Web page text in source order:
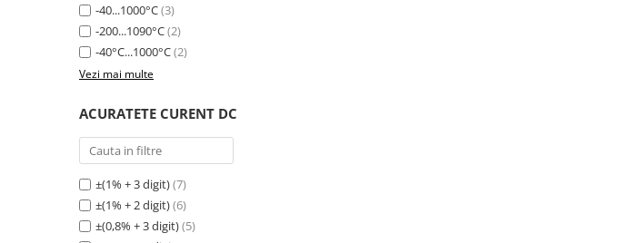
-40...1000°C(3)
-200...1090°C(2)
-40°C...1000°C(2)
Vezi mai multe
ACURATETE CURENT DC
±(1% + 3 digit)(7)
±(1% + 2 digit)(6)
±(0,8% + 3 digit)(5)